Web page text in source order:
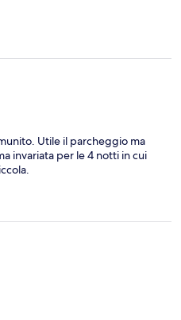
Utile il parcheggio ma
invariata per le 4 notti in cui